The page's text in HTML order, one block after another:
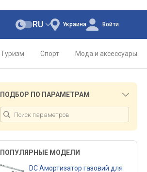
Украина
RU Войти
Туризм Спорт Мода и аксессуары
ПОДБОР ПО ПАРАМЕТРАМ
ПОПУЛЯРНЫЕ МОДЕЛИ
DC Амортизатор газовий для